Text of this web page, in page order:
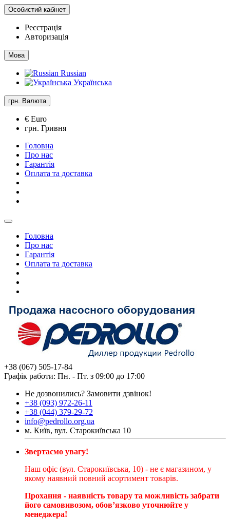
Особистий кабінет
Реєстрація
Авторизація
Мова
Russian
Українська
грн. Валюта
€ Euro
грн. Гривня
Головна
Про нас
Гарантія
Оплата та доставка
Головна
Про нас
Гарантія
Оплата та доставка
+38 (067) 505-17-84
Графік работи: Пн. - Пт. з 09:00 до 17:00
Не дозвонились? Замовити дзвінок!
+38 (093) 972-26-11
+38 (044) 379-29-72
info@pedrollo.org.ua
м. Київ, вул. Старокиївська 10
Звертаємо увагу!
Наш офіс (вул. Старокиївська, 10) - не є магазином, у
якому наявний повний асортимент товарів.
Прохання - наявність товару та можливість забрати
його самовивозом, обовʼязково уточнюйте у
менеджера!